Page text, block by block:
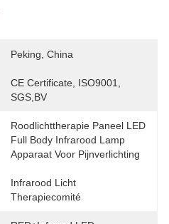
Peking, China
CE Certificate, ISO9001,
SGS,BV
Roodlichttherapie Paneel LED
Full Body Infrarood Lamp
Apparaat Voor Pijnverlichting
Infrarood Licht
Therapiecomité